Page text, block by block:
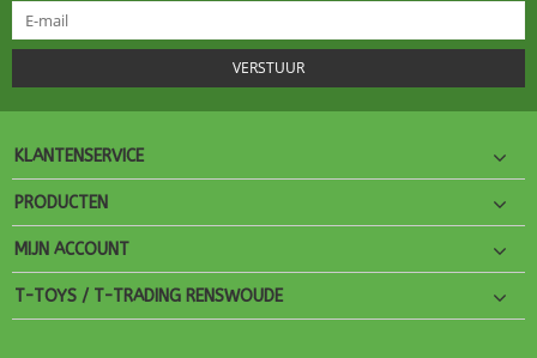
VERSTUUR
KLANTENSERVICE
PRODUCTEN
MIJN ACCOUNT
T-TOYS / T-TRADING RENSWOUDE